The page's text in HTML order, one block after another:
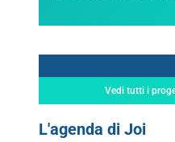
Vedi tutti i
L'agenda di Joi